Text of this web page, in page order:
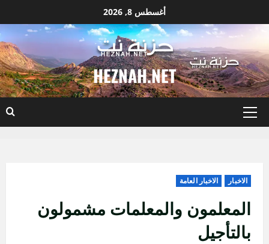
إلى
أغسطس 8, 2026
HEZNAH.NET
القائمة
الاخبار الاخبار العامة
المعلمون والمعلمات مشمولون
بالتأجيل